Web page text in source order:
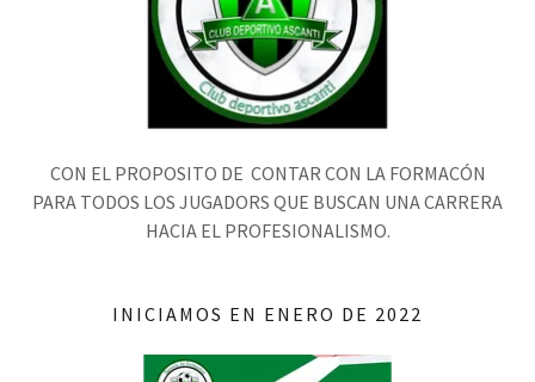
CON EL PROPOSITO DE CONTAR CON LA FORMACÓN
PARA TODOS LOS JUGADORS QUE BUSCAN UNA CARRERA
HACIA EL PROFESIONALISMO.
INICIAMOS EN ENERO DE 2022